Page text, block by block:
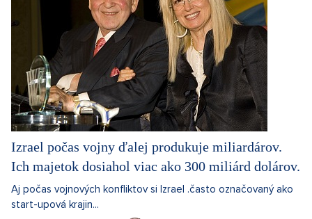
Izrael počas vojny ďalej produkuje miliardárov.
Ich majetok dosiahol viac ako 300 miliárd dolárov.
Aj počas vojnových konfliktov si Izrael .často označovaný ako
start-upová krajin...